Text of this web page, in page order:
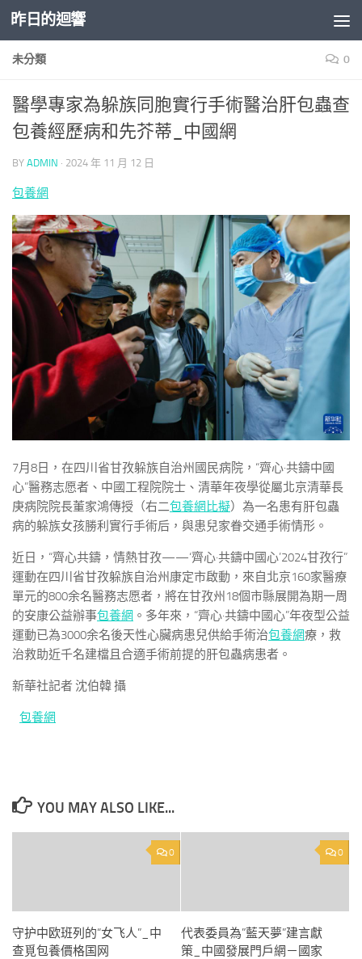
Skip to content
昨日的迴響
未分類 0
醫學專家為躲族同胞實行手術醫治肝包蟲查
包養經歷病和先芥蒂_中國網
BY ADMIN · 2024 年 11 月 12 日
包養網
7月8日，在四川省甘孜躲族自治州國民病院，“齊心·共鑄中國
心”醫務志愿者、中國工程院院士、清華年夜學從屬北京清華長
庚病院院長董家鴻傳授（右二包養網比擬）為一名患有肝包蟲
病的躲族女孩勝利實行手術后，與患兒家眷交通手術情形。
近日，“齊心共鑄，情熱甘孜——‘齊心·共鑄中國心’2024甘孜行”
運動在四川省甘孜躲族自治州康定市啟動，來自北京160家醫療
單元的800余名醫務志愿者，將在甘孜州18個市縣展開為期一周
的安康公益辦事包養網 。多年來，“齊心·共鑄中國心”年夜型公益
運動已為3000余名後天性心臟病患兒供給手術治包養網療，救
治救助近千名建檔且合適手術前提的肝包蟲病患者。
新華社記者 沈伯韓 攝
包養網
YOU MAY ALSO LIKE...
0
守护中欧班列的“女飞人”_中
查覓包養價格国网
0
代表委員為”藍天夢”建言獻
策_中國發展門戶網－國家